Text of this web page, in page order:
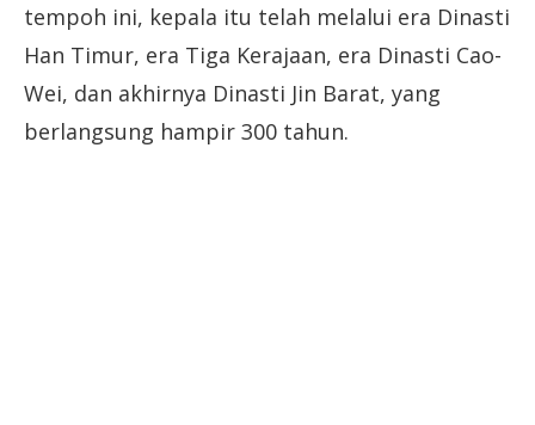
tempoh ini, kepala itu telah melalui era Dinasti
Han Timur, era Tiga Kerajaan, era Dinasti Cao-
Wei, dan akhirnya Dinasti Jin Barat, yang
berlangsung hampir 300 tahun.